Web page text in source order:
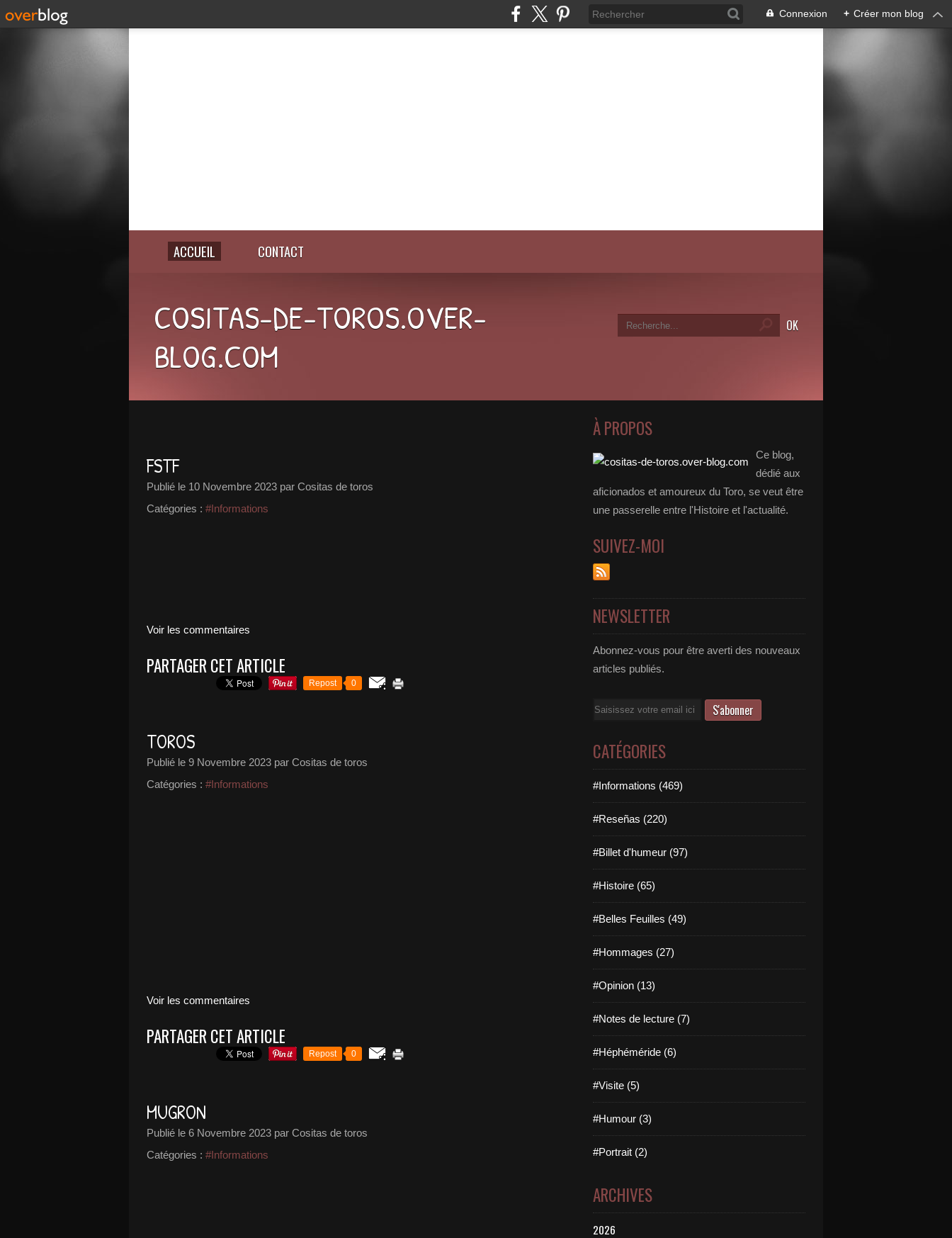
Connexion + Créer mon blog
ACCUEIL CONTACT
COSITAS-DE-TOROS.OVER-
BLOG.COM
FSTF
Publié le 10 Novembre 2023 par Cositas de toros
Catégories : #Informations
Voir les commentaires
PARTAGER CET ARTICLE
Repost 0
TOROS
Publié le 9 Novembre 2023 par Cositas de toros
Catégories : #Informations
Voir les commentaires
PARTAGER CET ARTICLE
Repost 0
MUGRON
Publié le 6 Novembre 2023 par Cositas de toros
Catégories : #Informations
À PROPOS
Ce blog,
dédié aux
aficionados et amoureux du Toro, se veut être
une passerelle entre l'Histoire et l'actualité.
SUIVEZ-MOI
NEWSLETTER
Abonnez-vous pour être averti des nouveaux
articles publiés.
Email
CATÉGORIES
#Informations (469)
#Reseñas (220)
#Billet d'humeur (97)
#Histoire (65)
#Belles Feuilles (49)
#Hommages (27)
#Opinion (13)
#Notes de lecture (7)
#Héphéméride (6)
#Visite (5)
#Humour (3)
#Portrait (2)
ARCHIVES
2026